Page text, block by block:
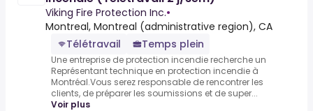
Viking Fire Protection Inc.•
Montreal, Montreal (administrative region), CA
Télétravail
Temps plein
Une entreprise de protection incendie recherche un
Représentant technique en protection incendie à
Montréal.Vous serez responsable de rencontrer les
clients, de préparer les soumissions et de super...
Voir plus